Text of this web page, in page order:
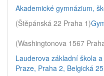
Akademické gymnázium,
(Štěpánská 22 Praha 1)
(Washingtonova 1567
Lauderova základní škola
Praze, Praha 2, Belgická 25